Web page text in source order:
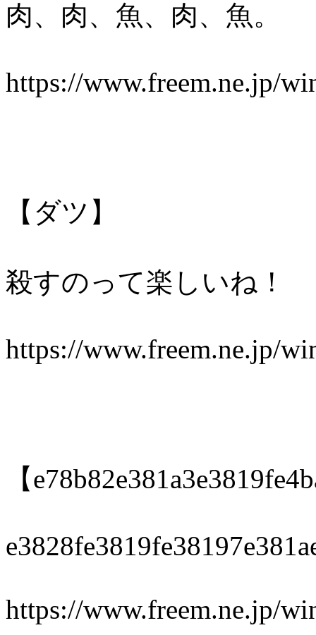
肉、肉、魚、肉、魚。
https://www.freem.ne.jp/
【ダツ】
殺すのって楽しいね！
https://www.freem.ne.jp/
【
https://www.freem.ne.jp/